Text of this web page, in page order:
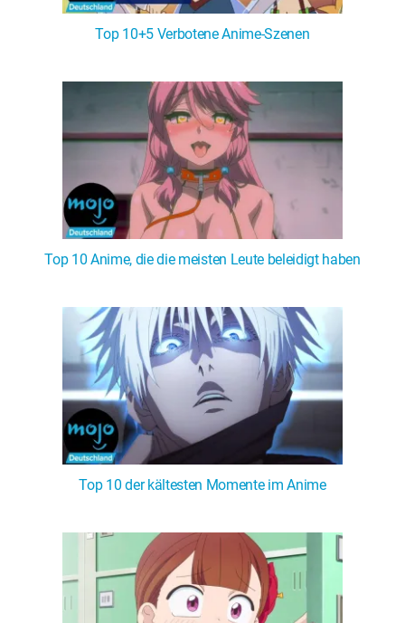
Top 10+5 Verbotene Anime-Szenen
Top 10 Anime, die die meisten Leute beleidigt haben
Top 10 der kältesten Momente im Anime